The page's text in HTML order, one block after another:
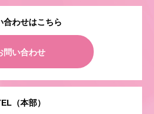
合わせはこちら
問い合わせ
（本部）